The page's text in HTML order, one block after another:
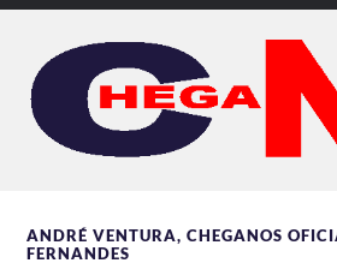
ANDRÉ VENTURA,CHEGANOS
FERNANDES